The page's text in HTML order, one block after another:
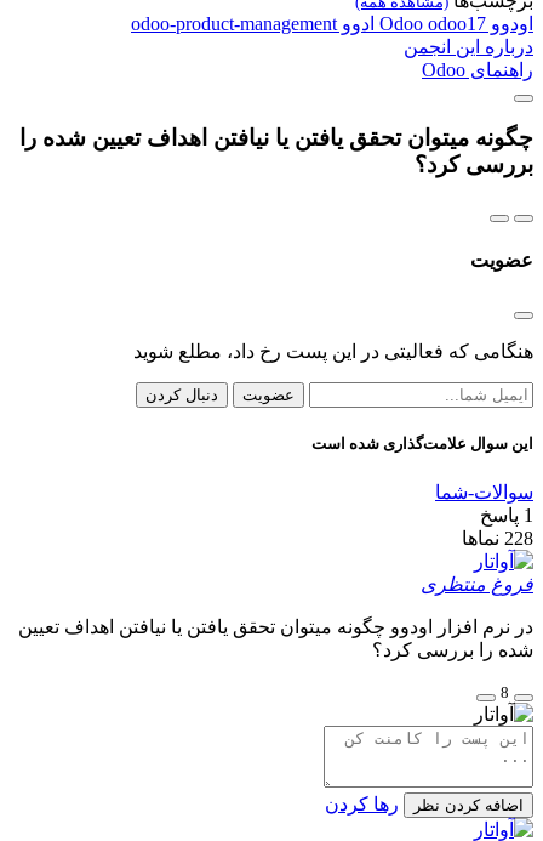
اودوو Odoo odoo17 ادوو odoo-product-management
درباره این انجمن
راهنمای Odoo
چگونه میتوان تحقق یافتن یا نیافتن اهداف تعیین شده را
بررسی کرد؟
عضویت
هنگامی که فعالیتی در این پست رخ داد، مطلع شوید
عضویت دنبال کردن
این سوال علامت‌گذاری شده است
سوالات-شما
1 پاسخ
228 نماها
فروغ منتظری
در نرم افزار اودوو چگونه میتوان تحقق یافتن یا نیافتن اهداف تعیین
شده را بررسی کرد؟
8
اضافه کردن نظر رها کردن